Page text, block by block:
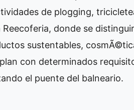
de plogging,
donde se
sustentables,
con determinados
el puente del balneario.